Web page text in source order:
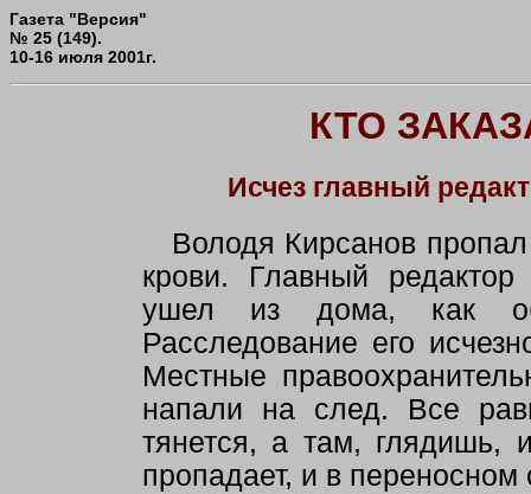
Газета "Версия"
№ 25 (149).
10-16 июля 2001г.
КТО
Исчез главный
Володя Кирсанов
крови. Главный редактор
ушел из дома, как
Расследование его
Местные
напали на след. Все
тянется, а там, глядишь,
пропадает, и в